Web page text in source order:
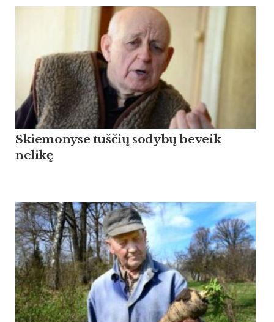
Skiemonyse tuščių sodybų beveik
nelikę